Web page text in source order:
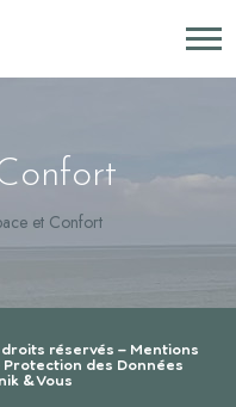
et Confort
droits réservés – Mentions
Protection des Données
& Vous